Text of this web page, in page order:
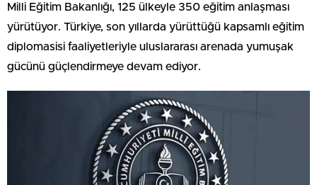
Milli Eğitim Bakanlığı, 125 ülkeyle 350 eğitim anlaşması
yürütüyor. Türkiye, son yıllarda yürüttüğü kapsamlı eğitim
diplomasisi faaliyetleriyle uluslararası arenada yumuşak
gücünü güçlendirmeye devam ediyor.